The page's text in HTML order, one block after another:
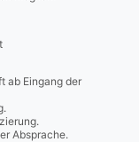
ab Eingang der
Absprache.